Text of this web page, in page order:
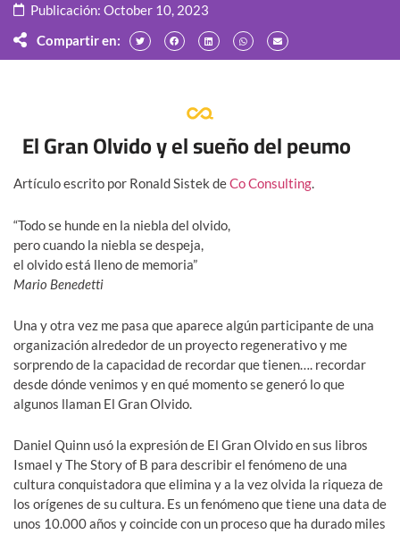
Publicación: October 10, 2023
Compartir en:
El Gran Olvido y el sueño del peumo
Artículo escrito por Ronald Sistek deCo Consulting.
“Todo se hunde en la niebla del olvido,
pero cuando la niebla se despeja,
el olvido está lleno de memoria”
Mario Benedetti
Una y otra vez me pasa que aparece algún participante de una
organización alrededor de un proyecto regenerativo y me
sorprendo de la capacidad de recordar que tienen…. recordar
desde dónde venimos y en qué momento se generó lo que
algunos llaman El Gran Olvido.
Daniel Quinn usó la expresión de El Gran Olvido en sus libros
Ismael y The Story of B para describir el fenómeno de una
cultura conquistadora que elimina y a la vez olvida la riqueza de
los orígenes de su cultura. Es un fenómeno que tiene una data de
unos 10.000 años y coincide con un proceso que ha durado miles